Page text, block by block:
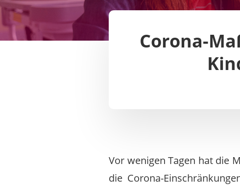
Corona-
Vor wenigen Tagen hat die
die Corona-